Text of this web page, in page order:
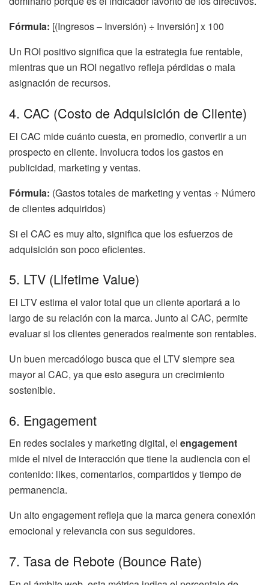
Fórmula: [(Ingresos – Inversión) ÷ Inversión] x 100
Un ROI positivo significa que la estrategia fue rentable,
mientras que un ROI negativo refleja pérdidas o mala
asignación de recursos.
4. CAC (Costo de Adquisición de Cliente)
El CAC mide cuánto cuesta, en promedio, convertir a un
prospecto en cliente. Involucra todos los gastos en
publicidad, marketing y ventas.
Fórmula: (Gastos totales de marketing y ventas ÷ Número
de clientes adquiridos)
Si el CAC es muy alto, significa que los esfuerzos de
adquisición son poco eficientes.
5. LTV (Lifetime Value)
El LTV estima el valor total que un cliente aportará a lo
largo de su relación con la marca. Junto al CAC, permite
evaluar si los clientes generados realmente son rentables.
Un buen mercadólogo busca que el LTV siempre sea
mayor al CAC, ya que esto asegura un crecimiento
sostenible.
6. Engagement
En redes sociales y marketing digital, el engagement
mide el nivel de interacción que tiene la audiencia con el
contenido: likes, comentarios, compartidos y tiempo de
permanencia.
Un alto engagement refleja que la marca genera conexión
emocional y relevancia con sus seguidores.
7. Tasa de Rebote (Bounce Rate)